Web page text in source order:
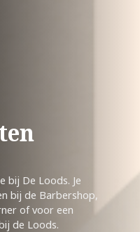
bij De Loods. Je
bij de Barbershop,
of voor een
de Loods.